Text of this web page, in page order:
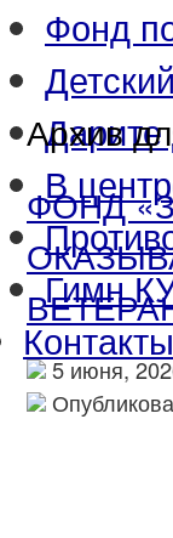
Фонд
Дарите
В
Гимн
Контакты
Архив
ФОНД
5 июня,